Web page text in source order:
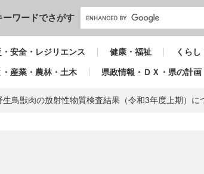
本文へ
ーワードでさがす
・安全・レジリエンス 健康・福祉 くら
・産業・農林・土木 県政情報・ＤＸ・県の計画
生鳥獣肉の放射性物質検査結果（令和3年度上期）に